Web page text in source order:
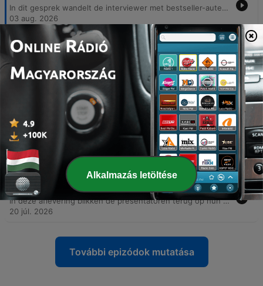
In dit gesprek wandelt de interviewer met bestseller-auteur Michel van Egmond door Rotterdam. Ze bespreken zijn journalistieke inspiratiebronnen, zoals Hugo Borst en Marcel van Roosmalen, en de invloed van schrijvers als Gay Talese op zijn observatievermogen. Het gesprek gaat verder naar persoonlijke waarden zoals privacy, eenvoud en loyaliteit. De sprekers reflecteren op de dynamiek van vriendschap, de ongeschreven codes binnen de voetbalwereld en het belang van humor en verwondering in het leven.
03 aug. 2026
251 - 1 op 1 met Rene van der Gijp
In dit gesprek reflecteren twee vrienden op hun gedeelde geschiedenis, variërend van voetbalcarrières en herinneringen aan Zürich tot de overgang naar het tv-werk bij VI. Ze bespreken nostalgische momenten uit hun carrière, maar verdiepen het gesprek ook met persoonlijke thema's zoals rouwverwerking, angststoornissen en de balans tussen werk en gezin. Daarnaast wordt er stilgestaan bij de huidige maatschappelijke onrust in Nederland en de impact van publieke kritiek. De sprekers delen persoonlijke anekdotes over familie, opvoeding en de invloed van hun verleden op hun huidige visie op het leven.
31 júl. 2026
1 op 1 met Wim Kieft
In dit gesprek reflecteert Wim Kieft op zijn voetbalcarrière, waarbij hij terugblikt op de hoge intensiteit van de Italiaanse competitie en zijn tijd bij clubs als Bordeaux. Hij deelt persoonlijke ervaringen over het omgaan met publieke aandacht, financiële onrust bij Franse clubs en de invloed van de Ajax-school op zijn spel. Daarnaast bespreken de sprekers persoonlijke eigenschappen zoals controledrang en de waarde van relativerende humor. Het gesprek verschuift naar Kiefts huidige leven, waarin hij spreekt over zijn passie voor geschiedenis, fysieke uitdagingen door blessures en het belang van dankbaarheid in de huidige fase van zijn leven.
249 - "De terugkeer van de vagebond en het genie..."
In deze aflevering bespreken de presentatoren diverse anekdotes, variërend van een vraag over het nabootsen van Johan Cruijffs handtekening tot verhalen over onbekendheid bij beroemdheden. Daarnaast is er aandacht voor persoonlijke verhalen over drankgebruik en voetbalnieuws over jonge talenten. Verder reflecteren de sprekers op de veiligheidsmaatregelen tijdens het WK en het emotionele gedrag van de Argentijnse spelers. De aflevering sluit af met een bespreking van Wim's naderende vakantie en de impact van grappen op zijn privéleven.
23 júl. 2026
248 - "Ben er wel achter dat het niet om mij draait..."
In deze aflevering blikken de presentatoren terug op hun ervaringen tijdens het afgelopen WK, waarbij ze kritiek uiten op de verschuiving van diepgaande voetbalanalyse naar entertainment en de kwaliteit van bepaalde tv-programma's. Ze bespreken spelers als Mbappé en Ronaldo, maar ook de zoektocht naar een nieuwe bondscoach. Daarnaast delen de sprekers diverse anekdotes over ongemakkelijke televisie, de financiële kloof op de transfermarkt en persoonlijke verhalen over reizen en mascottes. Het gesprek beweegt zich van sportieve analyses naar reflecties op het podcastseizoen en commerciële promoties.
20 júl. 2026
További epizódok mutatása
Alkalmazás letöltése